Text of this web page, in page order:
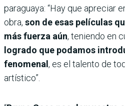
paraguaya: “Hay que apreciar
obra, son de esas películas
más fuerza aún, teniendo en
logrado que podamos
fenomenal, es el talento de
artístico”.